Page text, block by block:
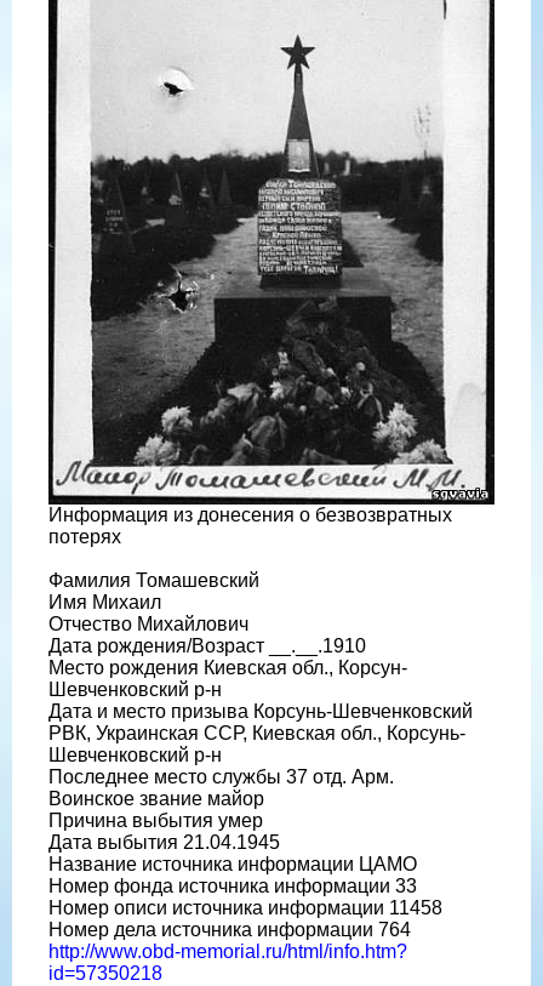
Информация из донесения о безвозвратных
потерях
Фамилия Томашевский
Имя Михаил
Отчество Михайлович
Дата рождения/Возраст __.__.1910
Место рождения Киевская обл., Корсун-
Шевченковский р-н
Дата и место призыва Корсунь-Шевченковский
РВК, Украинская ССР, Киевская обл., Корсунь-
Шевченковский р-н
Последнее место службы 37 отд. Арм.
Воинское звание майор
Причина выбытия умер
Дата выбытия 21.04.1945
Название источника информации ЦАМО
Номер фонда источника информации 33
Номер описи источника информации 11458
Номер дела источника информации 764
http://www.obd-memorial.ru/html/info.htm?
id=57350218